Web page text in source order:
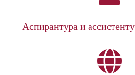
Аспирантура и